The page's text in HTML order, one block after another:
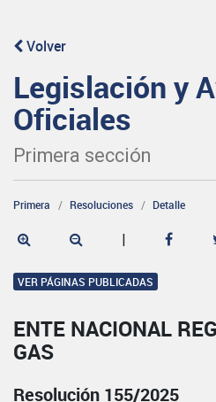
Volver
Legislación y
Oficiales
Primera sección
Primera Resoluciones Detalle
|
VER PÁGINAS PUBLICADAS
ENTE NACIONAL
GAS
Resolución 155/2025